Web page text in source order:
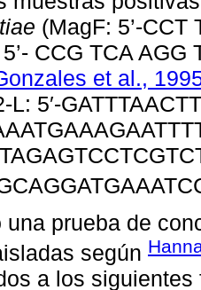
(MagF: 5’-CCT
CCG TCA AGG
et al.,
L: 5′-
una prueba de
según
a los